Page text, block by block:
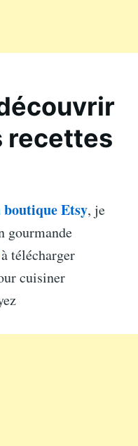
recettes
Etsy, je
gourmande
à télécharger
cuisiner